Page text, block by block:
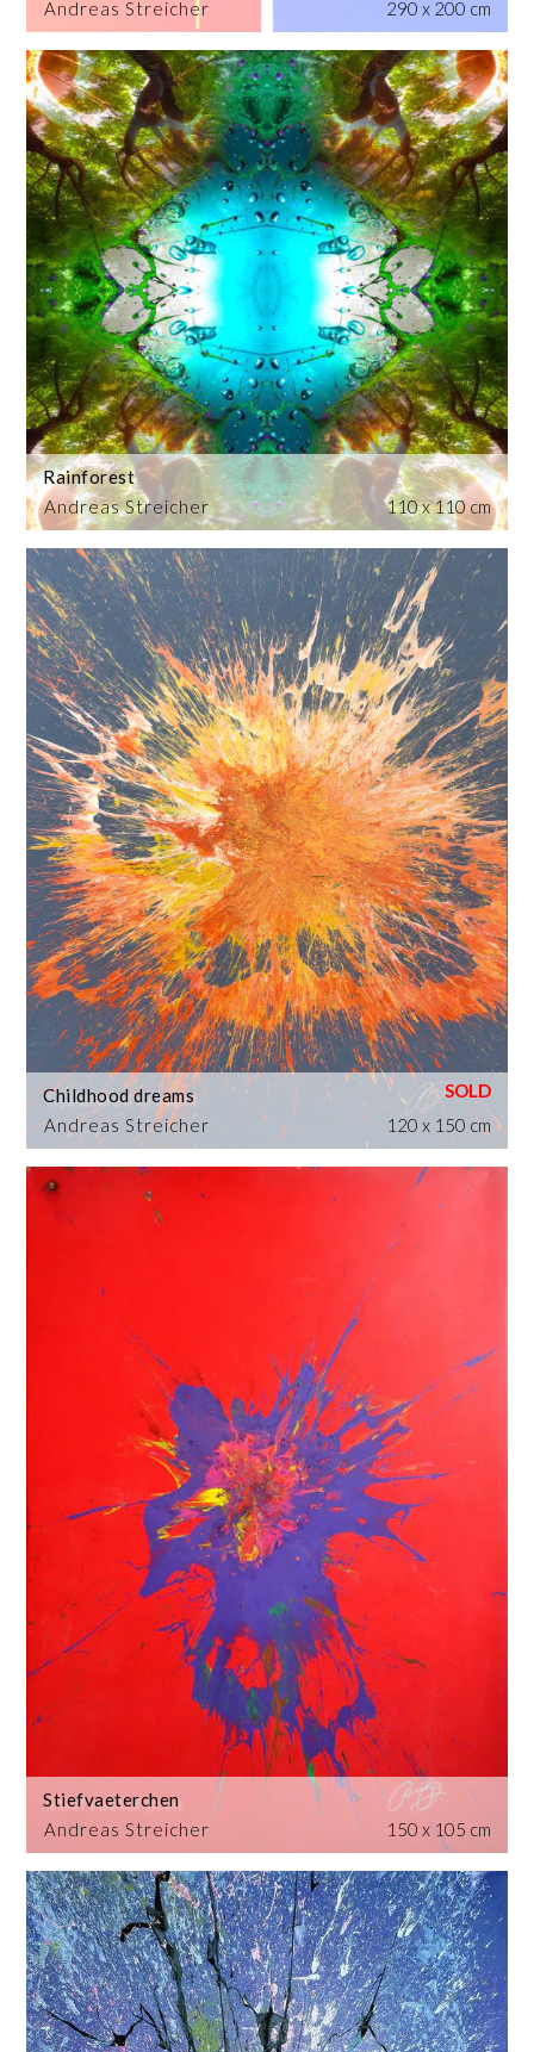
Andreas Streicher 290 x 200 cm
Andreas Streicher
Rainforest
110 x 110 cm
Andreas Streicher
Childhood dreams
120 x 150 cm
Andreas Streicher
Stiefvaeterchen
150 x 105 cm